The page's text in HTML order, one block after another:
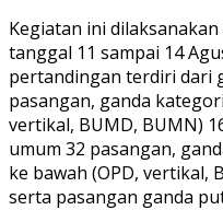
Kegiatan ini
tanggal 11 sampai 14
pertandingan terdiri dari
pasangan, ganda
vertikal, BUMD, BUMN)
umum 32 pasangan,
ke bawah (OPD, vertikal,
serta pasangan ganda